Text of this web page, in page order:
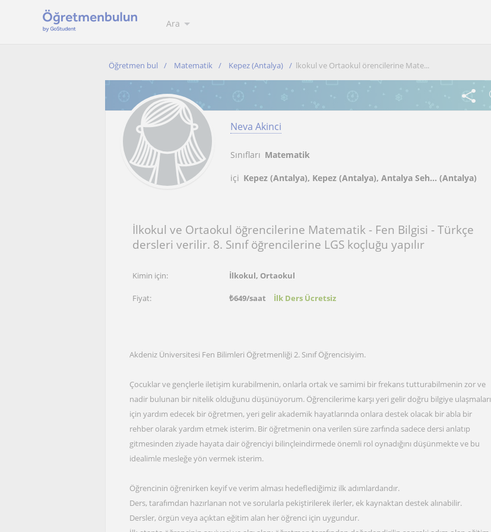
Ara
Öğretmen bul Matematik Kepez (Antalya) lkokul ve Ortaokul örencilerine Mate...
Neva Akinci
Sınıfları Matematik
içi Kepez (Antalya), Kepez (Antalya), Antalya Seh... (Antalya)
İlkokul ve Ortaokul öğrencilerine Matematik - Fen Bilgisi - Türkçe
dersleri verilir. 8. Sınıf öğrencilerine LGS koçluğu yapılır
Kimin için: İlkokul, Ortaokul
Fiyat: ₺649/saat İlk Ders Ücretsiz
Akdeniz Üniversitesi Fen Bilimleri Öğretmenliği 2. Sınıf Öğrencisiyim.
Çocuklar ve gençlerle iletişim kurabilmenin, onlarla ortak ve samimi bir frekans tutturabilmenin zor ve
nadir bulunan bir nitelik olduğunu düşünüyorum. Öğrencilerime karşı yeri gelir doğru bilgiye ulaşmaları
için yardım edecek bir öğretmen, yeri gelir akademik hayatlarında onlara destek olacak bir abla bir
rehber olarak yardım etmek isterim. Bir öğretmenin ona verilen süre zarfında sadece dersi anlatıp
gitmesinden ziyade hayata dair öğrenciyi bilinçleindirmede önemli rol oynadığını düşünmekte ve bu
idealimle mesleğe yön vermek isterim.
Öğrencinin öğrenirken keyif ve verim alması hedeflediğimiz ilk adımlardandır.
Ders, tarafımdan hazırlanan not ve sorularla pekiştirilerek ilerler, ek kaynaktan destek alınabilir.
Dersler, örgün veya açıktan eğitim alan her öğrenci için uygundur.